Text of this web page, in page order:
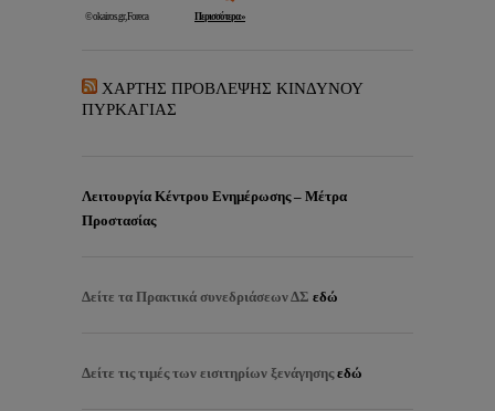
ΧΑΡΤΗΣ ΠΡΟΒΛΕΨΗΣ ΚΙΝΔΥΝΟΥ
ΠΥΡΚΑΓΙΑΣ
Λειτουργία Κέντρου Ενημέρωσης – Μέτρα
Προστασίας
Δείτε τα Πρακτικά συνεδριάσεων ΔΣ εδώ
Δείτε τις τιμές των εισιτηρίων ξενάγησηςεδώ